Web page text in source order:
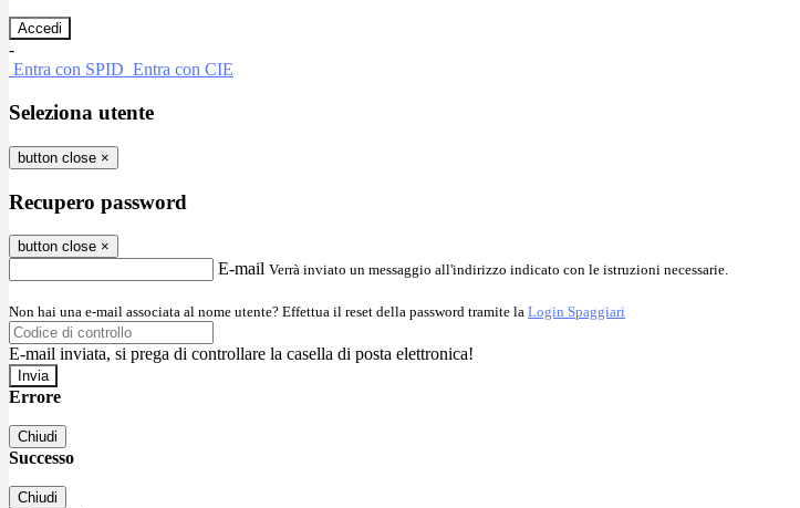
-
Entra con SPID Entra con CIE
Seleziona utente
button close ×
Recupero password
button close ×
E-mail Verrà inviato un messaggio all'indirizzo indicato con le istruzioni necessarie.
Non hai una e-mail associata al nome utente? Effettua il reset della password tramite la Login Spaggiari
E-mail inviata, si prega di controllare la casella di posta elettronica!
Errore
Chiudi
Successo
Chiudi